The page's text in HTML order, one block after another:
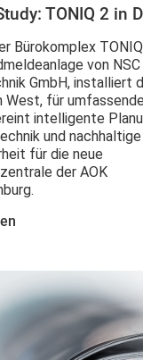
TONIQ 2 in
Bürokomplex
von NSC
GmbH, installiert
West, für
intelligente
und nachhaltige
für die neue
der AOK